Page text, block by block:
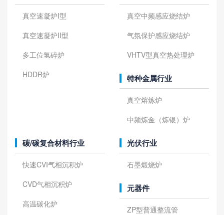
真空速凝炉I型
真空速凝炉II型
多工位氢碎炉
HDDR炉
真空中频感应烧结炉
气氛保护感应烧结炉
VHTV型真空热处理炉
特种金属行业
真空熔炼炉
中频炼金（炼银）炉
碳/碳复合材料行业
快速CVI气相沉积炉
CVD气相沉积炉
高温碳化炉
光伏行业
石墨煅烧炉
元器件
ZP型普通整流管